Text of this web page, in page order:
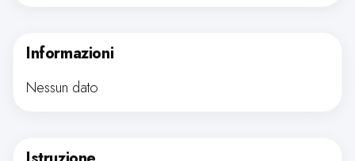
Informazioni
Nessun dato